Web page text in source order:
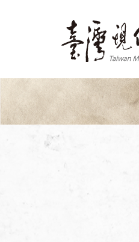
出版品
詩刊
協會出版品